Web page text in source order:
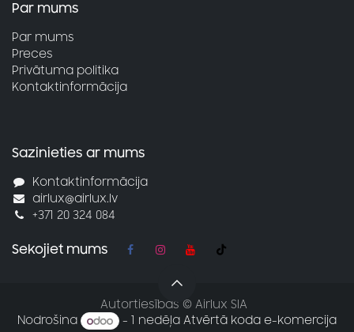
Par mums
Par mums
Preces
Privātuma politika
Kontaktinformācija
Sazinieties ar mums
Kontaktinformācija
airlux@airlux.lv
+371 20 324 084
Sekojiet mums
Autortiesības © Airlux SIA
Nodrošina
- 1 nedēļa Atvērtā koda e-komercija